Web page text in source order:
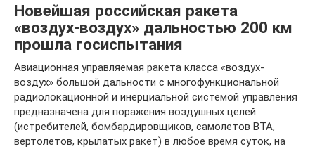
Новейшая российская ракета
«воздух-воздух» дальностью 200 км
прошла госиспытания
Авиационная управляемая ракета класса «воздух-
воздух» большой дальности с многофункциональной
радиолокационной и инерциальной системой управления
предназначена для поражения воздушных целей
(истребителей, бомбардировщиков, самолетов ВТА,
вертолетов, крылатых ракет) в любое время суток, на